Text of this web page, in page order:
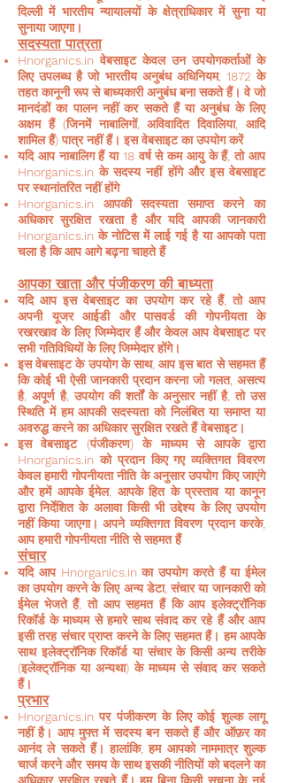
दिल्ली में भारतीय न्यायालयों के क्षेत्राधिकार में सुना या
सुनाया जाएगा।
सदस्यता पात्रता
Hnorganics.in वेबसाइट केवल उन उपयोगकर्ताओं के
लिए उपलब्ध है जो भारतीय अनुबंध अधिनियम, 1872 के
तहत कानूनी रूप से बाध्यकारी अनुबंध बना सकते हैं। वे जो
मानदंडों का पालन नहीं कर सकते हैं या अनुबंध के लिए
अक्षम हैं (जिनमें नाबालिगों, अविवादित दिवालिया, आदि
शामिल हैं) पात्र नहीं हैं। इस वेबसाइट का उपयोग करें
यदि आप नाबालिग हैं या 18 वर्ष से कम आयु के हैं, तो आप
Hnorganics.in के सदस्य नहीं होंगे और इस वेबसाइट
पर स्थानांतरित नहीं होंगे
Hnorganics.in आपकी सदस्यता समाप्त करने का
अधिकार सुरक्षित रखता है और यदि आपकी जानकारी
Hnorganics.in के नोटिस में लाई गई है या आपको पता
चला है कि आप आगे बढ़ना चाहते हैं
आपका खाता और पंजीकरण की बाध्यता
यदि आप इस वेबसाइट का उपयोग कर रहे हैं, तो आप
अपनी यूजर आईडी और पासवर्ड की गोपनीयता के
रखरखाव के लिए जिम्मेदार हैं और केवल आप वेबसाइट पर
सभी गतिविधियों के लिए जिम्मेदार होंगे।
इस वेबसाइट के उपयोग के साथ, आप इस बात से सहमत हैं
कि कोई भी ऐसी जानकारी प्रदान करना जो गलत, असत्य
है, अपूर्ण है, उपयोग की शर्तों के अनुसार नहीं है, तो उस
स्थिति में हम आपकी सदस्यता को निलंबित या समाप्त या
अवरुद्ध करने का अधिकार सुरक्षित रखते हैं वेबसाइट।
इस वेबसाइट (पंजीकरण) के माध्यम से आपके द्वारा
Hnorganics.in को प्रदान किए गए व्यक्तिगत विवरण
केवल हमारी गोपनीयता नीति के अनुसार उपयोग किए जाएंगे
और हमें आपके ईमेल, आपके हित के प्रस्ताव या कानून
द्वारा निर्देशित के अलावा किसी भी उद्देश्य के लिए उपयोग
नहीं किया जाएगा। अपने व्यक्तिगत विवरण प्रदान करके,
आप हमारी गोपनीयता नीति से सहमत हैं
संचार
यदि आप Hnorganics.in का उपयोग करते हैं या ईमेल
का उपयोग करने के लिए अन्य डेटा, संचार या जानकारी को
ईमेल भेजते हैं, तो आप सहमत हैं कि आप इलेक्ट्रॉनिक
रिकॉर्ड के माध्यम से हमारे साथ संवाद कर रहे हैं और आप
इसी तरह संचार प्राप्त करने के लिए सहमत हैं। हम आपके
साथ इलेक्ट्रॉनिक रिकॉर्ड या संचार के किसी अन्य तरीके
(इलेक्ट्रॉनिक या अन्यथा) के माध्यम से संवाद कर सकते
हैं।
प्रभार
Hnorganics.in पर पंजीकरण के लिए कोई शुल्क लागू
नहीं है। आप मुफ्त में सदस्य बन सकते हैं और ऑफ़र का
आनंद ले सकते हैं। हालांकि, हम आपको नाममात्र शुल्क
चार्ज करने और समय के साथ इसकी नीतियों को बदलने का